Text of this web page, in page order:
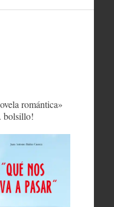
romántica»
bolsillo!